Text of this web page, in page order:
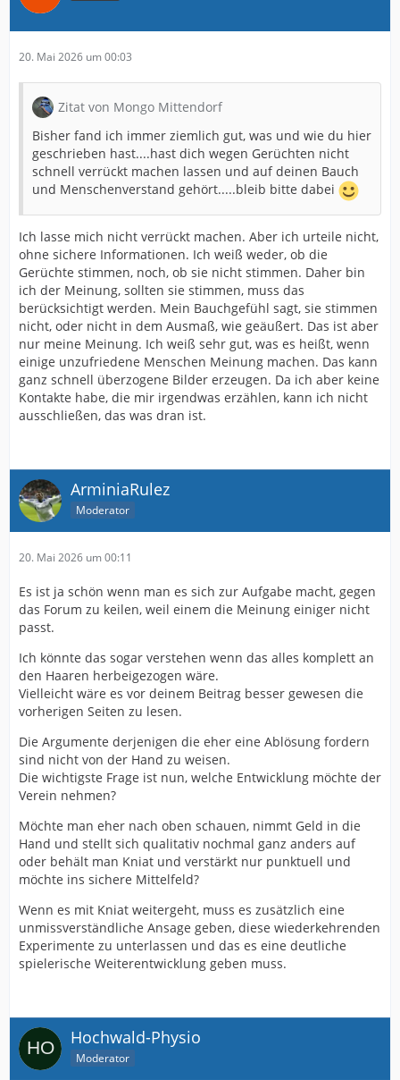
20. Mai 2026 um 00:03
Zitat von Mongo Mittendorf
Bisher fand ich immer ziemlich gut, was und wie du hier
geschrieben hast....hast dich wegen Gerüchten nicht
schnell verrückt machen lassen und auf deinen Bauch
und Menschenverstand gehört.....bleib bitte dabei
Ich lasse mich nicht verrückt machen. Aber ich urteile nicht,
ohne sichere Informationen. Ich weiß weder, ob die
Gerüchte stimmen, noch, ob sie nicht stimmen. Daher bin
ich der Meinung, sollten sie stimmen, muss das
berücksichtigt werden. Mein Bauchgefühl sagt, sie stimmen
nicht, oder nicht in dem Ausmaß, wie geäußert. Das ist aber
nur meine Meinung. Ich weiß sehr gut, was es heißt, wenn
einige unzufriedene Menschen Meinung machen. Das kann
ganz schnell überzogene Bilder erzeugen. Da ich aber keine
Kontakte habe, die mir irgendwas erzählen, kann ich nicht
ausschließen, das was dran ist.
ArminiaRulez
Moderator
20. Mai 2026 um 00:11
Es ist ja schön wenn man es sich zur Aufgabe macht, gegen
das Forum zu keilen, weil einem die Meinung einiger nicht
passt.
Ich könnte das sogar verstehen wenn das alles komplett an
den Haaren herbeigezogen wäre.
Vielleicht wäre es vor deinem Beitrag besser gewesen die
vorherigen Seiten zu lesen.
Die Argumente derjenigen die eher eine Ablösung fordern
sind nicht von der Hand zu weisen.
Die wichtigste Frage ist nun, welche Entwicklung möchte der
Verein nehmen?
Möchte man eher nach oben schauen, nimmt Geld in die
Hand und stellt sich qualitativ nochmal ganz anders auf
oder behält man Kniat und verstärkt nur punktuell und
möchte ins sichere Mittelfeld?
Wenn es mit Kniat weitergeht, muss es zusätzlich eine
unmissverständliche Ansage geben, diese wiederkehrenden
Experimente zu unterlassen und das es eine deutliche
spielerische Weiterentwicklung geben muss.
Hochwald-Physio
Moderator